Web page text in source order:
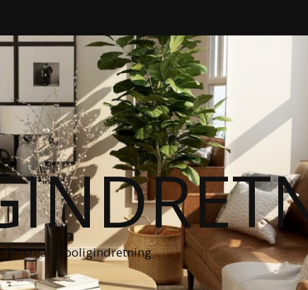
til kreativ boligindretning